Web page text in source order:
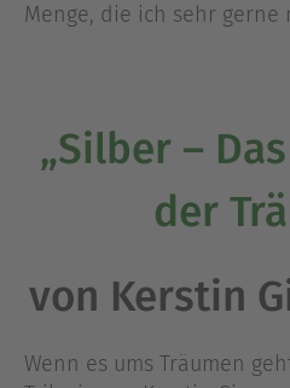
Menge, die ich sehr gerne
„Silber –
der
von Kerstin
Wenn es ums Träumen